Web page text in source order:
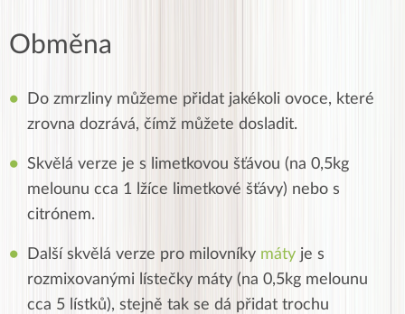
Obměna
Do zmrzliny můžeme přidat jakékoli ovoce, které
zrovna dozrává, čímž můžete dosladit.
Skvělá verze je s limetkovou šťávou (na 0,5kg
melounu cca 1 lžíce limetkové šťávy) nebo s
citrónem.
Další skvělá verze pro milovníky máty je s
rozmixovanými lístečky máty (na 0,5kg melounu
cca 5 lístků), stejně tak se dá přidat trochu